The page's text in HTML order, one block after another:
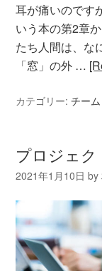
耳が痛いのです
いう本の第2章
たち人間は、な
「窓」の外 …
カテゴリー:チー
プロジェ
2021年1月10日 by